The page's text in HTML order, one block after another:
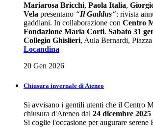
Mariarosa Bricchi, Paola Italia,
Vela presentano “Il Gaddus“: rivista
gaddiani. In collaborazione con Centro
Fondazione Maria Corti. Sabato 31
Collegio Ghislieri, Aula Bernardi,
Locandina
20 Gen 2026
Chiusura invernale di Ateneo
Si avvisano i gentili utenti che il Centro
chiusura d'Ateneo dal 24 dicembre 2025
Si coglie l'occasione per augurare serene